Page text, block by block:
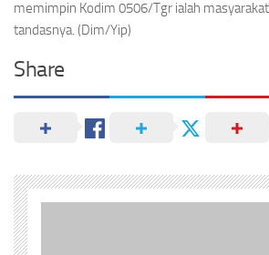
memimpin Kodim 0506/Tgr ialah
tandasnya. (Dim/Yip)
Share